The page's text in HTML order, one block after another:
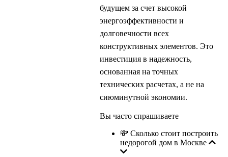
будущем за счет высокой
энергоэффективности и
долговечности всех
конструктивных элементов. Это
инвестиция в надежность,
основанная на точных
технических расчетах, а не на
сиюминутной экономии.
Вы часто спрашиваете
💸 Сколько стоит построить
недорогой дом в Москве